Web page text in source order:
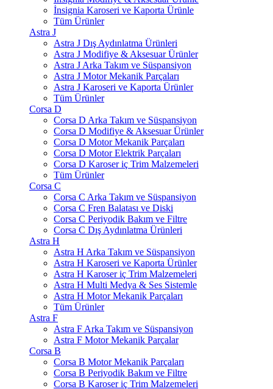
İnsignia Karoseri ve Kaporta Ürünle
Tüm Ürünler
Astra J
Astra J Dış Aydınlatma Ürünleri
Astra J Modifiye & Aksesuar Ürünler
Astra J Arka Takım ve Süspansiyon
Astra J Motor Mekanik Parçaları
Astra J Karoseri ve Kaporta Ürünler
Tüm Ürünler
Corsa D
Corsa D Arka Takım ve Süspansiyon
Corsa D Modifiye & Aksesuar Ürünler
Corsa D Motor Mekanik Parçaları
Corsa D Motor Elektrik Parçaları
Corsa D Karoser iç Trim Malzemeleri
Tüm Ürünler
Corsa C
Corsa C Arka Takım ve Süspansiyon
Corsa C Fren Balatası ve Diski
Corsa C Periyodik Bakım ve Filtre
Corsa C Dış Aydınlatma Ürünleri
Astra H
Astra H Arka Takım ve Süspansiyon
Astra H Karoseri ve Kaporta Ürünler
Astra H Karoser iç Trim Malzemeleri
Astra H Multi Medya & Ses Sistemle
Astra H Motor Mekanik Parçaları
Tüm Ürünler
Astra F
Astra F Arka Takım ve Süspansiyon
Astra F Motor Mekanik Parçalar
Corsa B
Corsa B Motor Mekanik Parçaları
Corsa B Periyodik Bakım ve Filtre
Corsa B Karoser iç Trim Malzemeleri